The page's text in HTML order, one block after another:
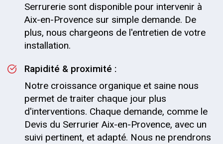
Serrurerie sont disponible pour intervenir à
Aix-en-Provence sur simple demande. De
plus, nous chargeons de l'entretien de votre
installation.
Rapidité & proximité :
Notre croissance organique et saine nous
permet de traiter chaque jour plus
d'interventions. Chaque demande, comme le
Devis du Serrurier Aix-en-Provence, avec un
suivi pertinent, et adapté. Nous ne prendrons